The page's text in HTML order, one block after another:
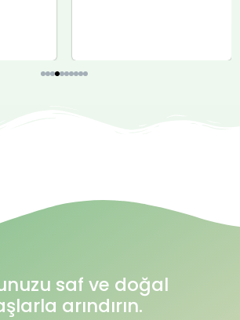
saf ve doğal
arındırın.